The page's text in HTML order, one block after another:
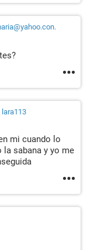
lara113
mi cuando lo
sabana y yo me